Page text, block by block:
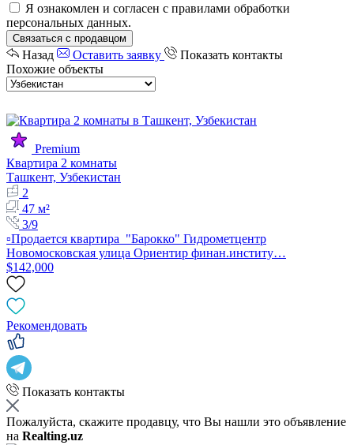
Я ознакомлен и согласен с правилами обработки
персональных данных.
Связаться с продавцом
Назад Оставить заявку
Показать контакты
Похожие объекты
Premium
Квартира 2 комнаты
Ташкент, Узбекистан
2
47 м²
3/9
▫️Продается квартира "Барокко" Гидрометцентр
Новомосковская улица Ориентир финан.институ…
$142,000
Рекомендовать
Показать контакты
Пожалуйста, скажите продавцу, что Вы нашли это объявление
на Realting.uz